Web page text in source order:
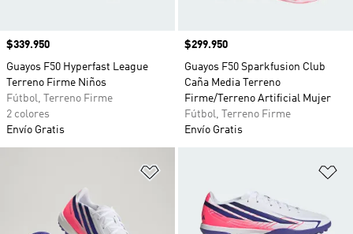
Precio
$339.950
Guayos F50 Hyperfast League
Terreno Firme Niños
Fútbol, Terreno Firme
2 colores
Envío Gratis
Precio
$299.950
Guayos F50 Sparkfusion Club
Caña Media Terreno
Firme/Terreno Artificial Mujer
Fútbol, Terreno Firme
Envío Gratis